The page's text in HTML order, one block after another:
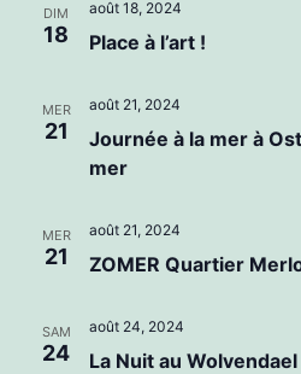
DIM
18 Place à l’art !
août 18, 2024
MER
21
Journée à la mer à
mer
août 21, 2024
MER
21 ZOMER Quartier
août 21, 2024
SAM
24 La Nuit au Wolvendael
août 24, 2024